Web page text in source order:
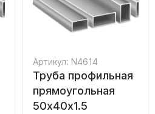
Артикул: N4614
Труба профильная
прямоугольная
50х40х1.5